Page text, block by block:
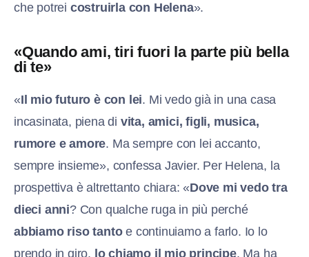
che potrei costruirla con Helena».
«Quando ami, tiri fuori la parte più bella
di te»
«Il mio futuro è con lei. Mi vedo già in una casa
incasinata, piena di vita, amici, figli, musica,
rumore e amore. Ma sempre con lei accanto,
sempre insieme», confessa Javier. Per Helena, la
prospettiva è altrettanto chiara: «Dove mi vedo tra
dieci anni? Con qualche ruga in più perché
abbiamo riso tantoe continuiamo a farlo. Io lo
prendo in giro, lo chiamo il mio principe. Ma ha